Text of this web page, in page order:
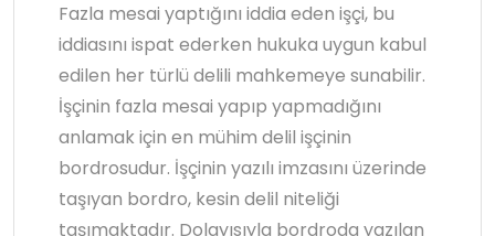
Fazla mesai yaptığını iddia eden işçi, bu
iddiasını ispat ederken hukuka uygun kabul
edilen her türlü delili mahkemeye sunabilir.
İşçinin fazla mesai yapıp yapmadığını
anlamak için en mühim delil işçinin
bordrosudur. İşçinin yazılı imzasını üzerinde
taşıyan bordro, kesin delil niteliği
taşımaktadır. Dolayısıyla bordroda yazılan